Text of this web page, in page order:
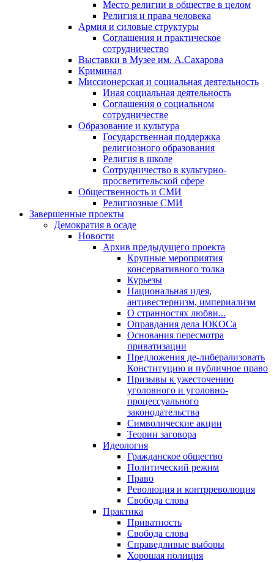
Место религии в обществе в целом
Религия и права человека
Армия и силовые структуры
Соглашения и практическое
сотрудничество
Выставки в Музее им. А.Сахарова
Криминал
Миссионерская и социальная деятельность
Иная социальная деятельность
Соглашения о социальном
сотрудничестве
Образование и культура
Государственная поддержка
религиозного образования
Религия в школе
Сотрудничество в культурно-
просветительской сфере
Общественность и СМИ
Религиозные СМИ
Завершенные проекты
Демократия в осаде
Новости
Архив предыдущего проекта
Крупные мероприятия
консервативного толка
Курьезы
Национальная идея,
антивестернизм, империализм
О странностях любви...
Оправдания дела ЮКОСа
Основания пересмотра
приватизации
Предложения де-либерализовать
Конституцию и публичное право
Призывы к ужесточению
уголовного и уголовно-
процессуального
законодательства
Символические акции
Теории заговора
Идеология
Гражданское общество
Политический режим
Право
Революция и контрреволюция
Свобода слова
Практика
Приватность
Свобода слова
Справедливые выборы
Хорошая полиция